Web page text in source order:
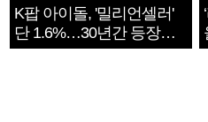
K팝 아이돌, '밀리언셀러'
단 1.6%…30년간 등장
1182개팀 전수조사